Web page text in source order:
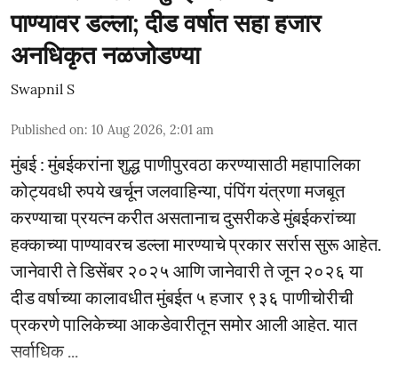
पाण्यावर डल्ला; दीड वर्षात सहा हजार
अनधिकृत नळजोडण्या
Swapnil S
Published on: 10 Aug 2026, 2:01 am
मुंबई : मुंबईकरांना शुद्ध पाणीपुरवठा करण्यासाठी महापालिका
कोट्यवधी रुपये खर्चून जलवाहिन्या, पंपिंग यंत्रणा मजबूत
करण्याचा प्रयत्न करीत असतानाच दुसरीकडे मुंबईकरांच्या
हक्काच्या पाण्यावरच डल्ला मारण्याचे प्रकार सर्रास सुरू आहेत.
जानेवारी ते डिसेंबर २०२५ आणि जानेवारी ते जून २०२६ या
दीड वर्षाच्या कालावधीत मुंबईत ५ हजार ९३६ पाणीचोरीची
प्रकरणे पालिकेच्या आकडेवारीतून समोर आली आहेत. यात
सर्वाधिक ...